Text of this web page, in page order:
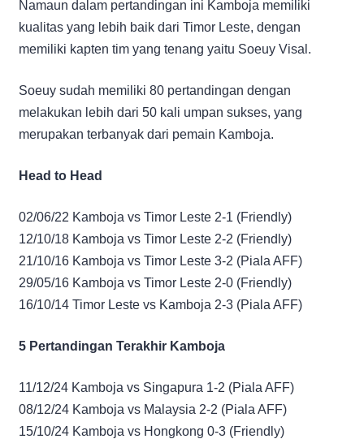
Namaun dalam pertandingan ini Kamboja memiliki
kualitas yang lebih baik dari Timor Leste, dengan
memiliki kapten tim yang tenang yaitu Soeuy Visal.
Soeuy sudah memiliki 80 pertandingan dengan
melakukan lebih dari 50 kali umpan sukses, yang
merupakan terbanyak dari pemain Kamboja.
Head to Head
02/06/22 Kamboja vs Timor Leste 2-1 (Friendly)
12/10/18 Kamboja vs Timor Leste 2-2 (Friendly)
21/10/16 Kamboja vs Timor Leste 3-2 (Piala AFF)
29/05/16 Kamboja vs Timor Leste 2-0 (Friendly)
16/10/14 Timor Leste vs Kamboja 2-3 (Piala AFF)
5 Pertandingan Terakhir Kamboja
11/12/24 Kamboja vs Singapura 1-2 (Piala AFF)
08/12/24 Kamboja vs Malaysia 2-2 (Piala AFF)
15/10/24 Kamboja vs Hongkong 0-3 (Friendly)